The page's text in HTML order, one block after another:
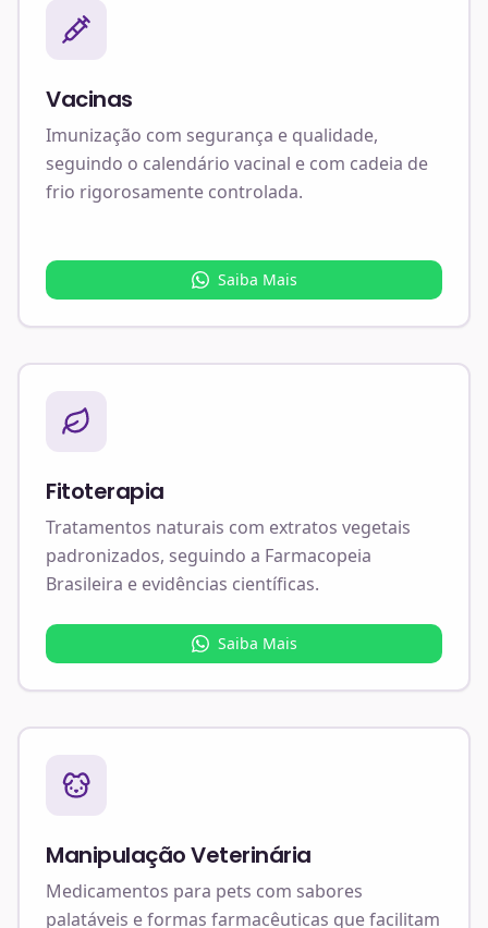
Vacinas
Imunização com segurança e qualidade,
seguindo o calendário vacinal e com cadeia de
frio rigorosamente controlada.
Saiba Mais
Fitoterapia
Tratamentos naturais com extratos vegetais
padronizados, seguindo a Farmacopeia
Brasileira e evidências científicas.
Saiba Mais
Manipulação Veterinária
Medicamentos para pets com sabores
palatáveis e formas farmacêuticas que facilitam